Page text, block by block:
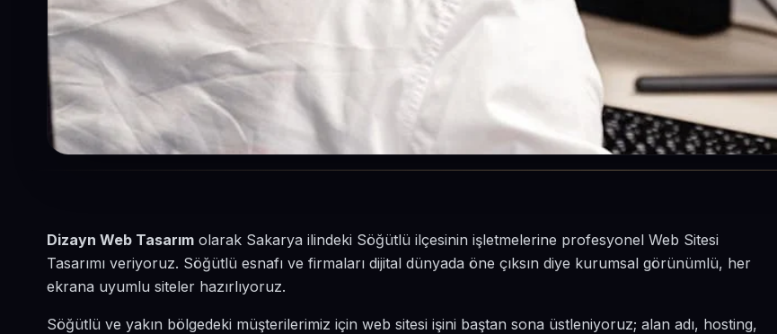
Dizayn Web Tasarım olarak Sakarya ilindeki Söğütlü ilçesinin işletmelerine profesyonel Web Sitesi
Tasarımı veriyoruz. Söğütlü esnafı ve firmaları dijital dünyada öne çıksın diye kurumsal görünümlü, her
ekrana uyumlu siteler hazırlıyoruz.
Söğütlü ve yakın bölgedeki müşterilerimiz için web sitesi işini baştan sona üstleniyoruz; alan adı, hosting,